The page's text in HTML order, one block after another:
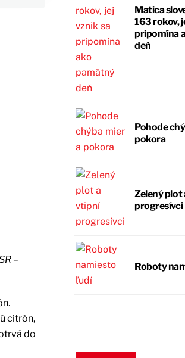
–
citrón,
do
Matica
163 rokov,
pripomína
deň
Pohode
pokora
Zelený plot
progresívci
Roboty